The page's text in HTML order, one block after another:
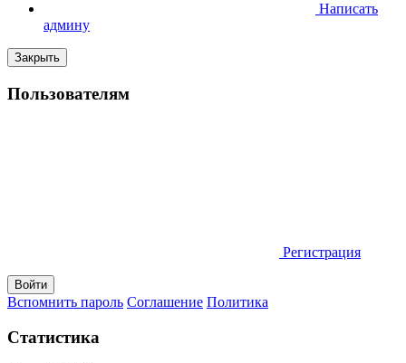
Написать
админу
Закрыть
Пользователям
Регистрация
Вспомнить пароль Соглашение Политика
Статистика